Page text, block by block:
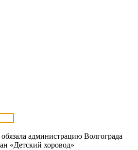
администрацию Волгограда
«Детский хоровод»